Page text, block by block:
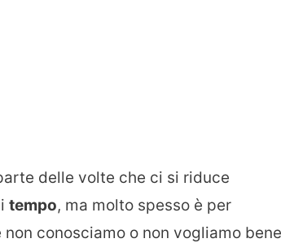
delle volte che ci si riduce
tempo, ma molto spesso è per
conosciamo o non vogliamo bene